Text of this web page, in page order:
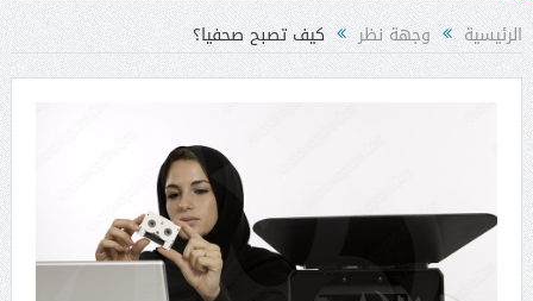
الرئيسية وجهة نظر كيف تصبح صحفيا؟